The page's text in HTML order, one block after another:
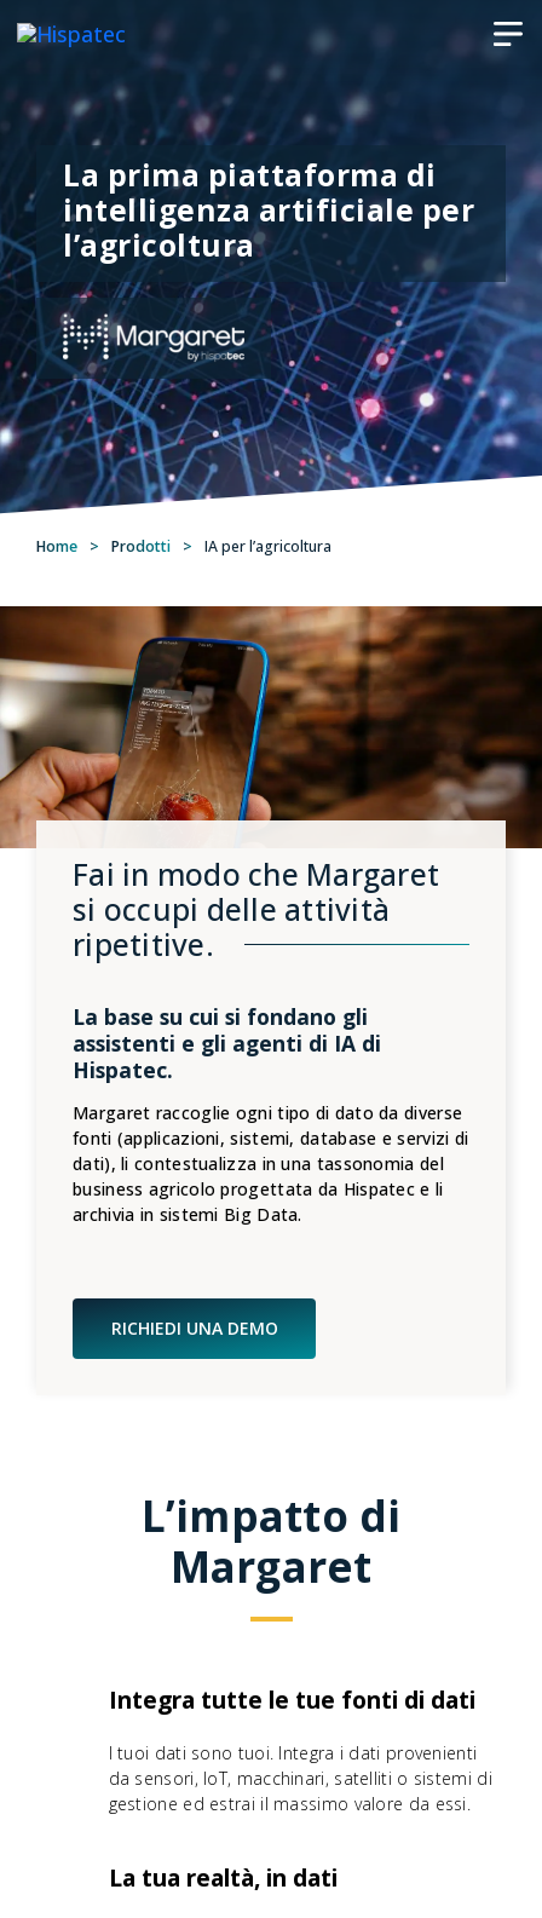
La prima piattaforma di
intelligenza artificiale per
l’agricoltura
Home > Prodotti > IA per l’agricoltura
Fai in modo che Margaret
si occupi delle attività
ripetitive.
La base su cui si fondano gli
assistenti e gli agenti di IA di
Hispatec.
Margaret raccoglie ogni tipo di dato da diverse
fonti (applicazioni, sistemi, database e servizi di
dati), li contestualizza in una tassonomia del
business agricolo progettata da Hispatec e li
archivia in sistemi Big Data.
RICHIEDI UNA DEMO
L’impatto di
Margaret
Integra tutte le tue fonti di dati
I tuoi dati sono tuoi. Integra i dati provenienti
da sensori, IoT, macchinari, satelliti o sistemi di
gestione ed estrai il massimo valore da essi.
La tua realtà, in dati